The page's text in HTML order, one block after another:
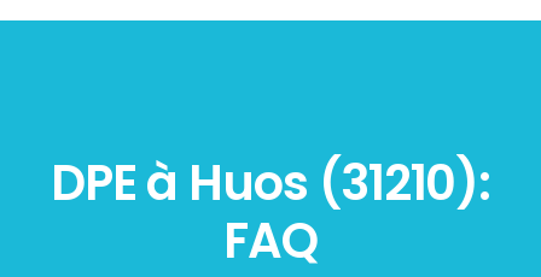
DPE à Huos (31210):
FAQ